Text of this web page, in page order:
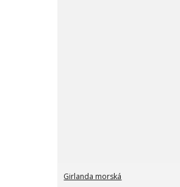
Girlanda morská